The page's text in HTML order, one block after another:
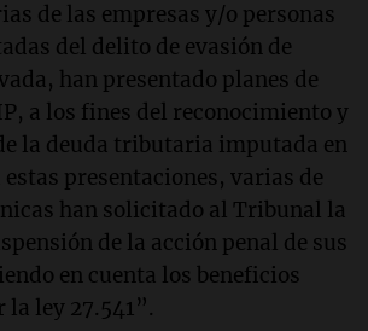
de las empresas y/o personas
del delito de evasión de
han presentado planes de
a los fines del reconocimiento y
la deuda tributaria imputada en
estas presentaciones, varias de
han solicitado al Tribunal la
de la acción penal de sus
en cuenta los beneficios
la ley 27.541”.